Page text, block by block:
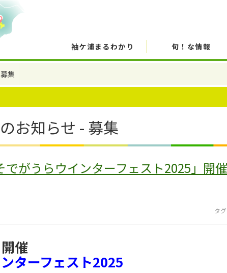
袖ケ浦まるわかり 旬！な情報
募集
お知らせ - 募集
でがうらウインターフェスト2025」開
タグ
催
ターフェスト2025